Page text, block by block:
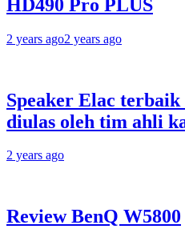
HD490 Pro PLUS
2 years ago2 years ago
Speaker Elac
diulas oleh tim ahli
2 years ago
Review BenQ W5800